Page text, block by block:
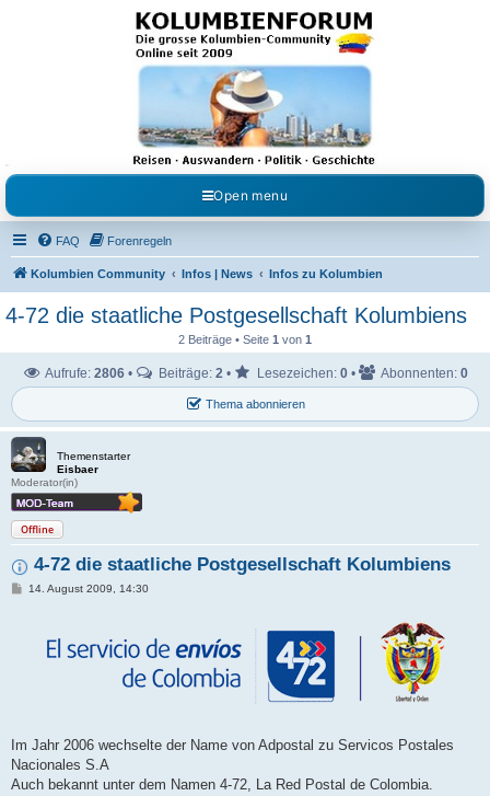
Kolumbienforum - Das
grosse Forum der
Freunde Kolumbiens
Reisen, Auswandern, Kultur, Politik, Geschichte und Visum in Kolumbien und Venezuela.
Austausch, Erfahrungen und Gemeinschaft im Kolumbienforum
Open menu
FAQ Forenregeln
Kolumbien Community Infos | News Infos zu Kolumbien
4-72 die staatliche Postgesellschaft Kolumbiens
2 Beiträge • Seite 1 von 1
Thema abonnieren
Aufrufe: 2806• Beiträge: 2 • Lesezeichen: 0• Abonnenten: 0
Themenstarter
Eisbaer
Moderator(in)
Offline
4-72 die staatliche Postgesellschaft Kolumbiens
B14. August 2009, 14:30
Im Jahr 2006 wechselte der Name von Adpostal zu Servicos Postales
Nacionales S.A
Auch bekannt unter dem Namen 4-72, La Red Postal de Colombia.